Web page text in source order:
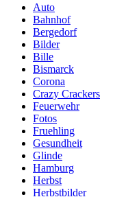
Auto
Bahnhof
Bergedorf
Bilder
Bille
Bismarck
Corona
Crazy Crackers
Feuerwehr
Fotos
Fruehling
Gesundheit
Glinde
Hamburg
Herbst
Herbstbilder